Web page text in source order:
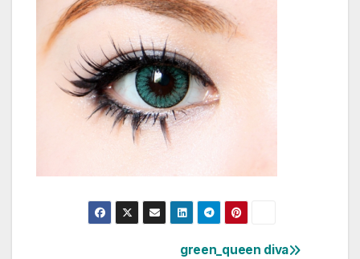
green_queen diva